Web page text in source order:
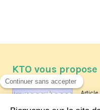
KTO vous propose
Article
Les